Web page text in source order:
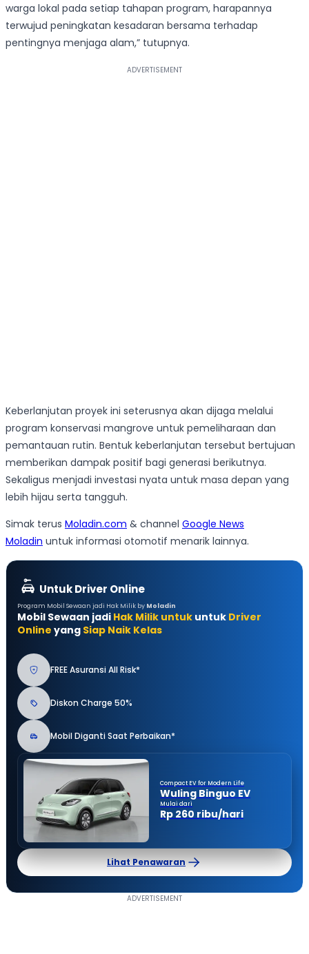
warga lokal pada setiap tahapan program, harapannya
terwujud peningkatan kesadaran bersama terhadap
pentingnya menjaga alam,” tutupnya.
Keberlanjutan proyek ini seterusnya akan dijaga melalui
program konservasi mangrove untuk pemeliharaan dan
pemantauan rutin. Bentuk keberlanjutan tersebut bertujuan
memberikan dampak positif bagi generasi berikutnya.
Sekaligus menjadi investasi nyata untuk masa depan yang
lebih hijau serta tangguh.
Simak terus Moladin.com & channel Google News
Moladin untuk informasi otomotif menarik lainnya.
Untuk Driver Online
Program Mobil Sewaan jadi Hak Milik by Moladin
Mobil Sewaan jadi Hak Milik untuk untuk Driver
Online yang Siap Naik Kelas
FREE Asuransi All Risk*
Diskon Charge 50%
Mobil Diganti Saat Perbaikan*
Compact EV for Modern Life
Wuling Binguo EV
Mulai dari
Rp 260 ribu/hari
Lihat Penawaran